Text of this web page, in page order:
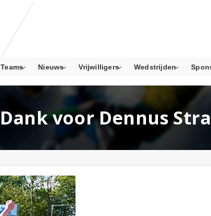
Teams Nieuws Vrijwilligers Wedstrijden
Dank voor Dennus